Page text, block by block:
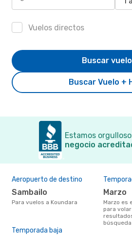
Vuelos directos
Buscar Vuelo +
Buscar
Estamos
negocio
Aeropuerto de destino
Sambailo
Para vuelos a Koundara
marzo
marzo es el mes más popular
para
Temporada baja